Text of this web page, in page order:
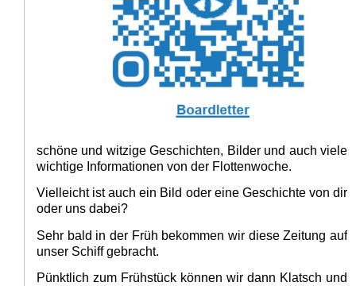
schöne und witzige Geschichten, Bilder und auch viele
wichtige Informationen von der Flottenwoche.
Vielleicht ist auch ein Bild oder eine Geschichte von dir
oder uns dabei?
Sehr bald in der Früh bekommen wir diese Zeitung auf
unser Schiff gebracht.
Pünktlich zum Frühstück können wir dann Klatsch und